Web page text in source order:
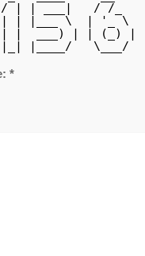
/ | | ___|   / /_
| |___ \  | '_ \
|  ___) | | (_) |
|____/   \___/
*